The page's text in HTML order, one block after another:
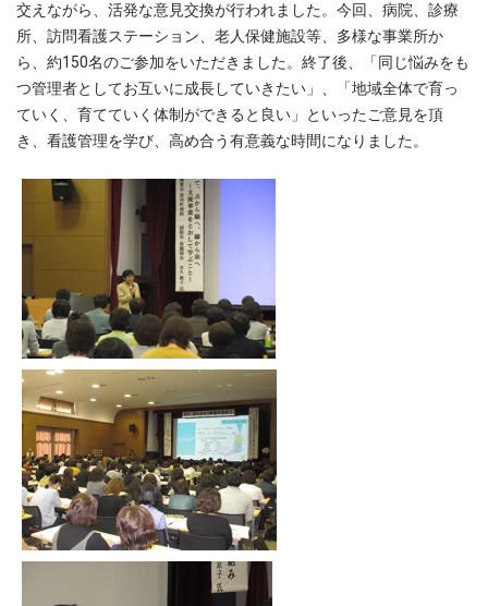
交えながら、活発な意見交換が行われました。今回、病院、診療
所、訪問看護ステーション、老人保健施設等、多様な事業所か
ら、約150名のご参加をいただきました。終了後、「同じ悩みをも
つ管理者としてお互いに成長していきたい」、「地域全体で育っ
ていく、育てていく体制ができると良い」といったご意見を頂
き、看護管理を学び、高め合う有意義な時間になりました。